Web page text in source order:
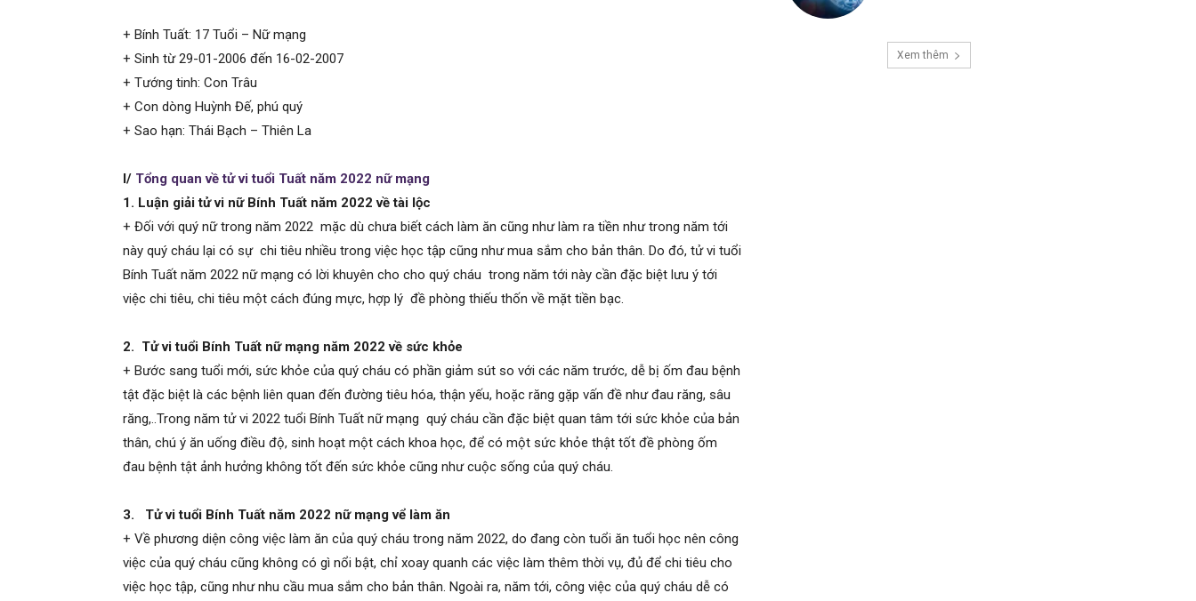
+ Bính Tuất: 17 Tuổi – Nữ mạng
+ Sinh từ 29-01-2006 đến 16-02-2007
+ Tướng tinh: Con Trâu
+ Con dòng Huỳnh Đế, phú quý
+ Sao hạn: Thái Bạch – Thiên La
I/ Tổng quan về tử vi tuổi Tuất năm 2022 nữ mạng
1. Luận giải tử vi nữ Bính Tuất năm 2022 về tài lộc
+ Đối với quý nữ trong năm 2022 mặc dù chưa biết cách làm ăn cũng như làm ra tiền như trong năm tới
này quý cháu lại có sự chi tiêu nhiều trong việc học tập cũng như mua sắm cho bản thân. Do đó, tử vi tuổi
Bính Tuất năm 2022 nữ mạng có lời khuyên cho cho quý cháu trong năm tới này cần đặc biệt lưu ý tới
việc chi tiêu, chi tiêu một cách đúng mực, hợp lý đề phòng thiếu thốn về mặt tiền bạc.
2. Tử vi tuổi Bính Tuất nữ mạng năm 2022 về sức khỏe
+ Bước sang tuổi mới, sức khỏe của quý cháu có phần giảm sút so với các năm trước, dễ bị ốm đau bệnh
tật đặc biệt là các bệnh liên quan đến đường tiêu hóa, thận yếu, hoặc răng gặp vấn đề như đau răng, sâu
răng,..Trong năm tử vi 2022 tuổi Bính Tuất nữ mạng quý cháu cần đặc biệt quan tâm tới sức khỏe của bản
thân, chú ý ăn uống điều độ, sinh hoạt một cách khoa học, để có một sức khỏe thật tốt đề phòng ốm
đau bệnh tật ảnh hưởng không tốt đến sức khỏe cũng như cuộc sống của quý cháu.
3. Tử vi tuổi Bính Tuất năm 2022 nữ mạng vể làm ăn
+ Về phương diện công việc làm ăn của quý cháu trong năm 2022, do đang còn tuổi ăn tuổi học nên công
việc của quý cháu cũng không có gì nổi bật, chỉ xoay quanh các việc làm thêm thời vụ, đủ để chi tiêu cho
việc học tập, cũng như nhu cầu mua sắm cho bản thân. Ngoài ra, năm tới, công việc của quý cháu dễ có
Xem thêm